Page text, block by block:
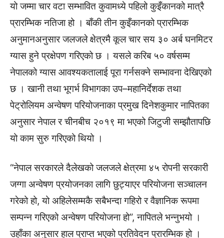
यो जम्मा चार वटा सम्भावित कुवामध्ये पहिलो कुइँकानको मात्रै
प्रारम्भिक नतिजा हो । बाँकी तीन कुइँकानको प्रारम्भिक
अनुमानअनुसार जलजले क्षेत्रमै कूल चार सय ३० अर्ब घनमिटर
ग्यास हुने प्रक्षेपण गरिएको छ । यसले करिब ५० वर्षसम्म
नेपालको ग्यास आवश्यकतालाई पूरा गर्नसक्ने सम्भावना देखिएको
छ । खानी तथा भूगर्भ विभागका उप–महानिर्देशक तथा
पेट्रोलियम अन्वेषण परियोजनाका प्रमुख दिनेशकुमार नापितका
अनुसार नेपाल र चीनबीच २०१९ मा भएको जिटुजी सम्झौतापछि
यो काम सुरु गरिएको थियो ।
“नेपाल सरकारले दैलेखको जलजले क्षेत्रमा ४५ रोपनी सरकारी
जग्गा अन्वेषण प्रयोजनका लागि छुट्याएर परियोजना सञ्चालन
गरेको हो, यो अहिलेसम्मकै सबैभन्दा गहिरो र वैज्ञानिक रूपमा
सम्पन्न गरिएको अन्वेषण परियोजना हो”, नापितले भन्नुभयो ।
उहाँका अनुसार हाल प्राप्त भएको प्रतिवेदन प्रारम्भिक हो ।